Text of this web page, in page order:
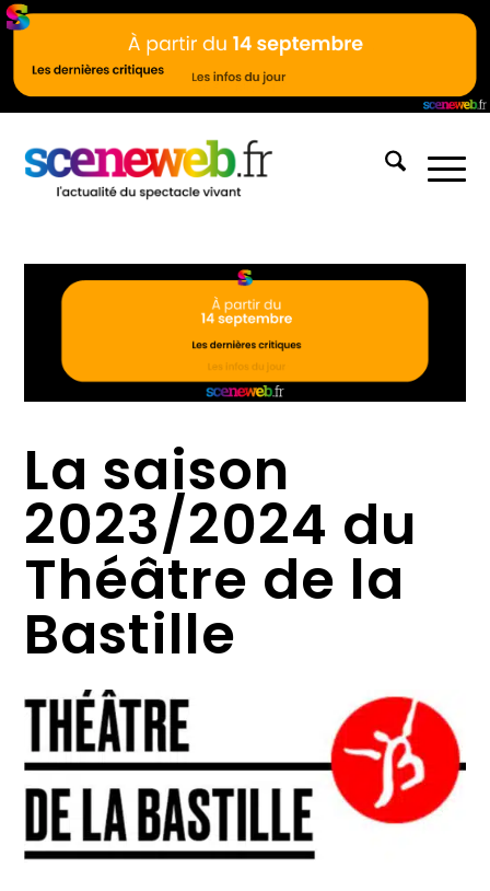
La saison
2023/2024 du
Théâtre de la
Bastille